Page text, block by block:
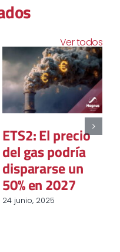
Ver todos
ETS2: El precio
del gas podría
dispararse un
50% en 2027
24 junio, 2025